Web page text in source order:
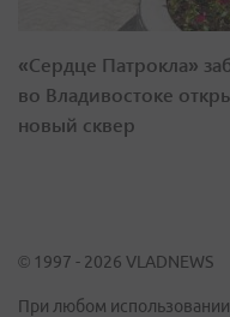
«Сердце Патрокла»
во Владивостоке
новый сквер
© 1997 - 2026 VLADNEWS
При любом